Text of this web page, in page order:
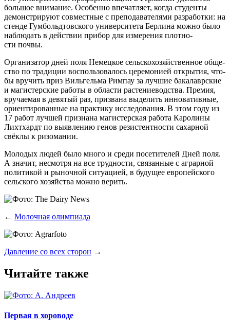
боль­шое вни­ма­ние. Осо­бен­но впе­чат­ля­ет, когда сту­ден­ты
демон­стри­ру­ют сов­мест­ные с пре­по­да­ва­те­ля­ми раз­ра­бот­ки: на
стен­де Гум­больд­тов­ско­го уни­вер­си­те­та Бер­ли­на мож­но было
наблю­дать в дей­ствии при­бор для изме­ре­ния плот­но­
сти почвы.
Орга­ни­за­тор дней поля Немец­кое сель­ско­хо­зяй­ствен­ное обще­
ство по тра­ди­ции вос­поль­зо­ва­лось цере­мо­ни­ей откры­тия, что­
бы вру­чить приз Виль­гель­ма Рим­пау за луч­шие бака­лавр­ские
и маги­стер­ские рабо­ты в обла­сти рас­те­ние­вод­ства. Пре­мия,
вру­ча­е­мая в девя­тый раз, при­зва­на выде­лить инно­ва­тив­ные,
ори­ен­ти­ро­ван­ные на прак­ти­ку иссле­до­ва­ния. В этом году из
17 работ луч­шей при­зна­на маги­стер­ская рабо­та Каро­ли­ны
Лихт­хардт по выяв­ле­нию генов рези­стент­но­сти сахар­ной
свёк­лы к ризомании.
Моло­дых людей было мно­го и сре­ди посе­ти­те­лей Дней поля.
А зна­чит, несмот­ря на все труд­но­сти, свя­зан­ные с аграр­ной
поли­ти­кой и рыноч­ной ситу­а­ци­ей, в буду­щее евро­пей­ско­го
сель­ско­го хозяй­ства мож­но верить.
← Молочная олимпиада
Давление со всех сторон →
Читайте также
Первая в хороводе